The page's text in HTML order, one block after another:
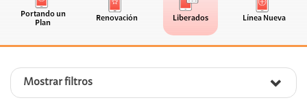
Portando un
Plan
Renovación Liberados Línea Nueva
Mostrar filtros